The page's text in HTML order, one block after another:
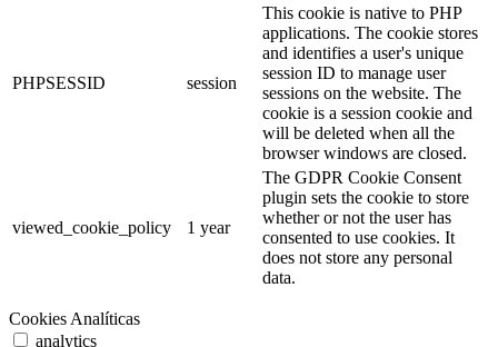
PHPSESSID session
This cookie is native to PHP
applications. The cookie stores
and identifies a user's unique
session ID to manage user
sessions on the website. The
cookie is a session cookie and
will be deleted when all the
browser windows are closed.
viewed_cookie_policy 1 year
The GDPR Cookie Consent
plugin sets the cookie to store
whether or not the user has
consented to use cookies. It
does not store any personal
data.
Cookies Analíticas
analytics